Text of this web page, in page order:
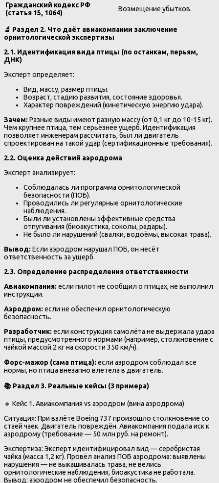
Гражданский кодекс РФ
(статья 15, 1064)
Возмещение убытков.
🔬 Раздел 2. Что даёт авиакомпании заключение
орнитологической экспертизы
2.1. Идентификация вида птицы (по останкам, перьям,
ДНК)
Эксперт определяет:
Вид, массу, размер птицы.
Возраст, стадию развития, состояние здоровья.
Характер повреждений (кинетическую энергию удара).
Зачем:Разные виды имеют разную массу (от 0,1 кг до 10-15 кг).
Чем крупнее птица, тем серьёзнее ущерб. Идентификация
позволяет инженерам рассчитать, был ли двигатель
спроектирован на такой удар (сертификационные требования).
2.2. Оценка действий аэродрома
Эксперт анализирует:
Соблюдалась ли программа орнитологической
безопасности (ПОБ).
Проводились ли регулярные орнитологические
наблюдения.
Были ли установлены эффективные средства
отпугивания (биоакустика, соколы, радары).
Не было ли нарушений (свалки, водоёмы, высокая трава).
Вывод:Если аэродром нарушал ПОБ, он несёт
ответственность за ущерб.
2.3. Определение распределения ответственности
Авиакомпания:если пилот не сообщил о птицах, не выполнил
инструкции.
Аэродром:если не обеспечил орнитологическую
безопасность.
Разработчик:если конструкция самолёта не выдержала удара
птицы, предусмотренного нормами (например, столкновение с
чайкой массой 2 кг на скорости 350 км/ч).
Форс-мажор (сама птица):если аэродром соблюдал все
нормы, но птица внезапно влетела в двигатель.
📚 Раздел 3. Реальные кейсы (3 примера)
🔹 Кейс 1. Авиакомпания vs аэродром (вина аэродрома)
Ситуация: При взлёте Boeing 737 произошло столкновение со
стаей чаек. Двигатель повреждён. Авиакомпания подала иск к
аэродрому (требование — 50 млн руб. на ремонт).
Экспертиза: Эксперт идентифицировал вид — серебристая
чайка (масса 1,2 кг). Провёл анализ ПОБ аэродрома: выявлены
нарушения — не выкашивалась трава, не велись
орнитологические наблюдения, биоакустика не работала.
Вывод: аэродром не обеспечил безопасность.